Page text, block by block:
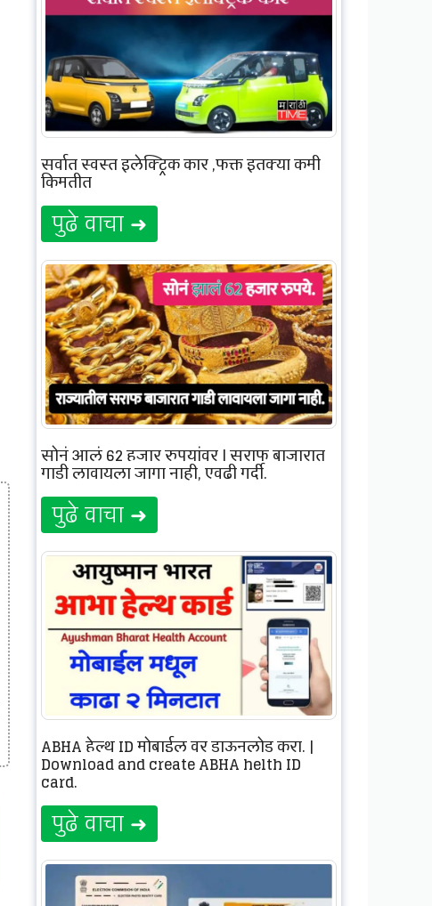
सर्वात स्वस्त इलेक्ट्रिक कार ,फक्त इतक्या कमी
किमतीत
पुढे वाचा ➜
सोनं आलं 62 हजार रुपयांवर | सराफ बाजारात
गाडी लावायला जागा नाही, एवढी गर्दी.
पुढे वाचा ➜
ABHA हेल्थ ID मोबाईल वर डाऊनलोड करा. |
Download and create ABHA helth ID
card.
पुढे वाचा ➜